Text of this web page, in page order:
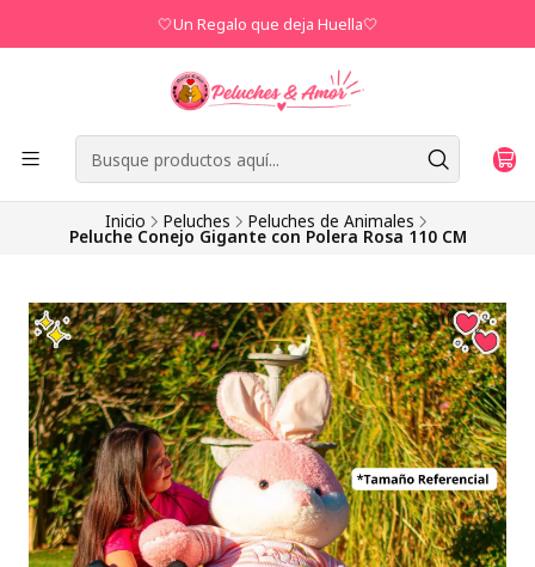
🤍Un Regalo que deja Huella🤍
Inicio Peluches Peluches de Animales
Peluche Conejo Gigante con Polera Rosa 110 CM